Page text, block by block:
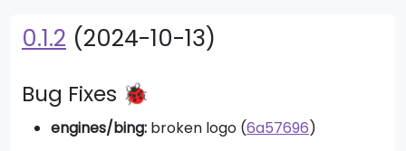
0.1.2 (2024-10-13)
Bug Fixes 🐞
engines/bing: broken logo (6a57696)